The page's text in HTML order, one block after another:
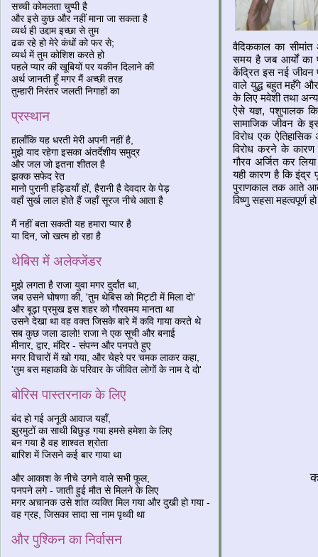
सच्ची कोमलता चुप्पी है
और इसे कुछ और नहीं माना जा सकता है
व्यर्थ ही उद्दाम इच्छा से तुम
ढक रहे हो मेरे कंधों को फर से;
व्यर्थ में तुम कोशिश करते हो
पहले प्यार की खूबियों पर यकीन दिलाने की
अर्थ जानती हूँ मगर मैं अच्छी तरह
तुम्हारी निरंतर जलती निगाहों का
प्रस्थान
हालाँकि यह धरती मेरी अपनी नहीं है,
मुझे याद रहेगा इसका अंतर्देशीय समुद्र
और जल जो इतना शीतल है
झक्क सफेद रेत
मानो पुरानी हड्डियाँ हों, हैरानी है देवदार के पेड़
वहाँ सुर्ख लाल होते हैं जहाँ सूरज नीचे आता है
मैं नहीं बता सकती यह हमारा प्यार है
या दिन, जो खत्म हो रहा है
थेबिस में अलेक्जेंडर
मुझे लगता है राजा युवा मगर दुर्दांत था,
जब उसने घोषणा की, 'तुम थेबिस को मिट्टी में मिला दो'
और बूढ़ा प्रमुख इस शहर को गौरवमय मानता था
उसने देखा था वह वक्त जिसके बारे में कवि गाया करते थे
सब कुछ जला डालो! राजा ने एक सूची और बनाई
मीनार, द्वार, मंदिर - संपन्न और पनपते हुए
मगर विचारों में खो गया, और चेहरे पर चमक लाकर कहा,
'तुम बस महाकवि के परिवार के जीवित लोगों के नाम दे दो'
बोरिस पास्तरनाक के लिए
बंद हो गई अनूठी आवाज यहाँ,
झुरमुटों का साथी बिछुड़ गया हमसे हमेशा के लिए
बन गया है वह शाश्वत श्रोता
बारिश में जिसने कई बार गाया था
और आकाश के नीचे उगने वाले सभी फूल,
पनपने लगे - जाती हुई मौत से मिलने के लिए
मगर अचानक उसे शांत व्यक्ति मिल गया और दुखी हो गया -
वह ग्रह, जिसका सादा सा नाम पृथ्वी था
और पुश्किन का निर्वासन
वैदिककाल का
समय है जब आर्यों का
केंद्रित इस नई जीवन
वाले युद्ध बहुत महँगे
के लिए मवेशी तथा अन्य
ऐसे यज्ञ, पशुपालक
सामाजिक जीवन के
विरोध एक
विरोध करने के कारण
गौरव अर्जित कर
यही कारण है कि
पुराणकाल तक आते आते
विष्णु सहसा